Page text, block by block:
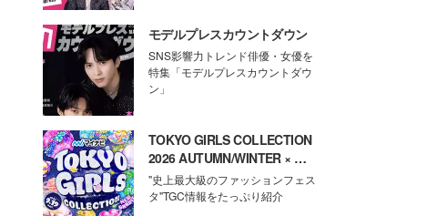
モデルプレスカウントダウン
SNS影響力トレンド俳優・女優を
特集「モデルプレスカウントダウ
ン」
TOKYO GIRLS COLLECTION
2026 AUTUMN/WINTER × モ
デルプレス
"史上最大級のファッションフェス
タ"TGC情報をたっぷり紹介